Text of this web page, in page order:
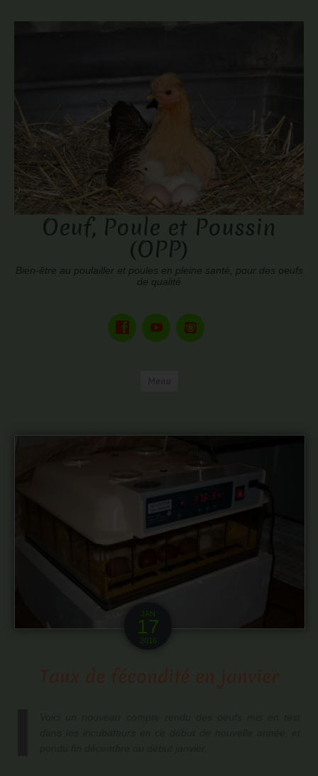
Oeuf, Poule et Poussin
(OPP)
Bien-être au poulailler et poules en pleine santé, pour des oeufs
de qualité
JAN
17
2016